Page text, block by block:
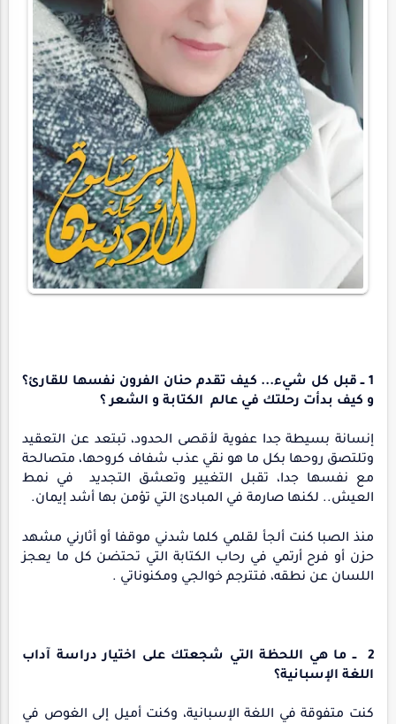
1 ــ قبل كل شيء... كيف تقدم حنان الفرون نفسها للقارئ؟
و كيف بدأت رحلتك في عالم الكتابة و الشعر ؟
إنسانة بسيطة جدا عفوية لأقصى الحدود، تبتعد عن التعقيد
وتلتصق روحها بكل ما هو نقي عذب شفاف كروحها، متصالحة
مع نفسها جدا، تقبل التغيير وتعشق التجديد في نمط
العيش.. لكنها صارمة في المبادئ التي تؤمن بها أشد إيمان.
منذ الصبا كنت ألجأ لقلمي كلما شدني موقفا أو أثارني مشهد
حزن أو فرح أرتمي في رحاب الكتابة التي تحتضن كل ما يعجز
اللسان عن نطقه، فتترجم خوالجي ومكنوناتي .
2 ــ ما هي اللحظة التي شجعتك على اختيار دراسة آداب
اللغة الإسبانية؟
كنت متفوقة في اللغة الإسبانية، وكنت أميل إلى الغوص في